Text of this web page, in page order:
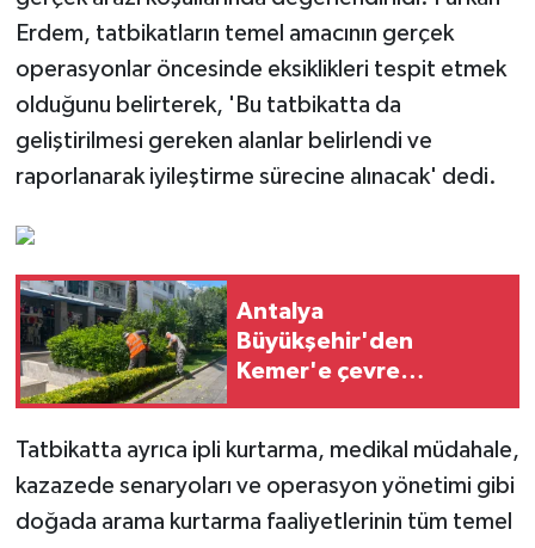
Erdem, tatbikatların temel amacının gerçek
operasyonlar öncesinde eksiklikleri tespit etmek
olduğunu belirterek, 'Bu tatbikatta da
geliştirilmesi gereken alanlar belirlendi ve
raporlanarak iyileştirme sürecine alınacak' dedi.
Antalya
Büyükşehir'den
Kemer'e çevre
Tatbikatta ayrıca ipli kurtarma, medikal müdahale,
kazazede senaryoları ve operasyon yönetimi gibi
doğada arama kurtarma faaliyetlerinin tüm temel